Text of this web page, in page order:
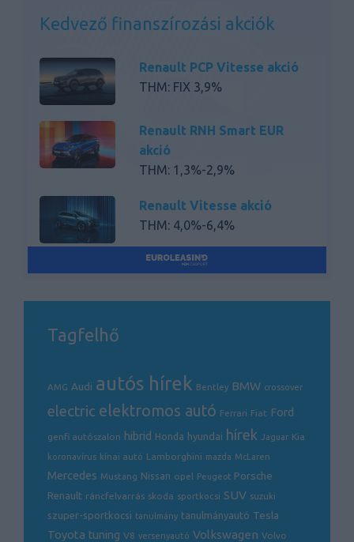
Kedvező finanszírozási akciók
Renault PCP Vitesse akció
THM: FIX 3,9%
Renault RNH Smart EUR
akció
THM: 1,3%-2,9%
Renault Vitesse akció
THM: 4,0%-6,4%
Renault RNH Basic akció
Tagfelhő
AMG Audi autós hírek Bentley BMW crossover
electric elektromos autó Ferrari Fiat Ford
genfi autószalon hibrid Honda hyundai hírek Jaguar Kia
koronavírus kínai autó Lamborghini mazda McLaren
Mercedes Mustang Nissan opel Peugeot Porsche
Renault ráncfelvarrás skoda sportkocsi SUV suzuki
szuper-sportkocsi tanulmány tanulmányautó Tesla
Toyota tuning V8 versenyautó Volkswagen Volvo